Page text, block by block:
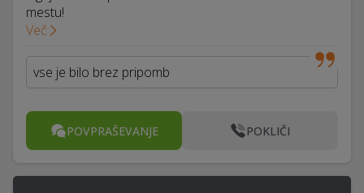
mestu!
Več
vse je bilo brez pripomb
POVPRAŠEVANJE POKLIČI